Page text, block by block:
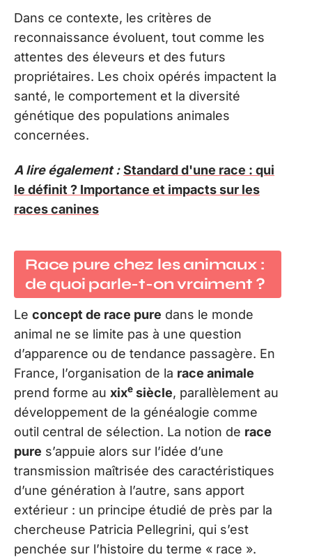
Dans ce contexte, les critères de
reconnaissance évoluent, tout comme les
attentes des éleveurs et des futurs
propriétaires. Les choix opérés impactent la
santé, le comportement et la diversité
génétique des populations animales
concernées.
A lire également : Standard d'une race : qui
le définit ? Importance et impacts sur les
races canines
Race pure chez les animaux :
de quoi parle-t-on vraiment ?
Le concept de race pure dans le monde
animal ne se limite pas à une question
d’apparence ou de tendance passagère. En
France, l’organisation de la race animale
prend forme au xixe siècle, parallèlement au
développement de la généalogie comme
outil central de sélection. La notion de race
pure s’appuie alors sur l’idée d’une
transmission maîtrisée des caractéristiques
d’une génération à l’autre, sans apport
extérieur : un principe étudié de près par la
chercheuse Patricia Pellegrini, qui s’est
penchée sur l’histoire du terme « race ».